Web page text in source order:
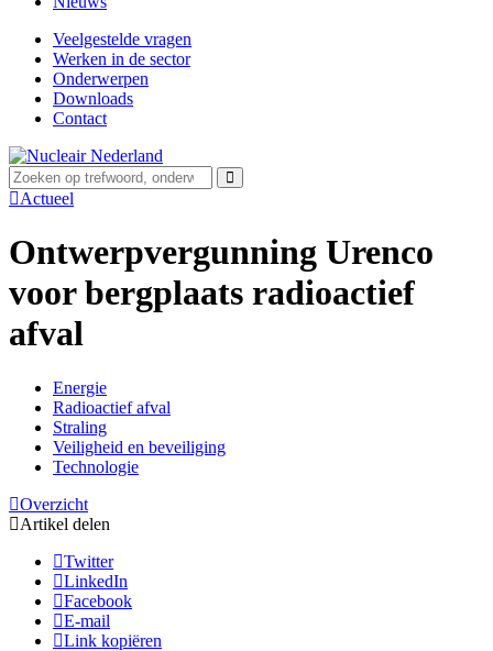
Veelgestelde vragen
Werken in de sector
Onderwerpen
Downloads
Contact
Actueel
Ontwerpvergunning Urenco
voor bergplaats radioactief
afval
Energie
Radioactief afval
Straling
Veiligheid en beveiliging
Technologie
Overzicht
Artikel delen
Twitter
LinkedIn
Facebook
E-mail
Link kopiëren